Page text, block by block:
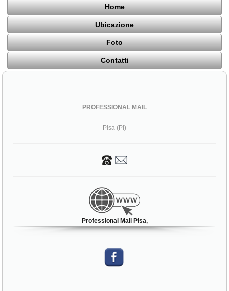
Home
Ubicazione
Foto
Contatti
PROFESSIONAL MAIL
Pisa (PI)
Professional Mail Pisa,